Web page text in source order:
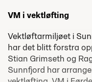
VM i vektløfting
Vektløftarmiljøet i
har det blitt forstra
Stian Grimseth og
Sunnfjord har